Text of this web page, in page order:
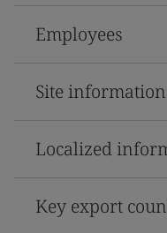
Employees
Site information
Localized
Key export